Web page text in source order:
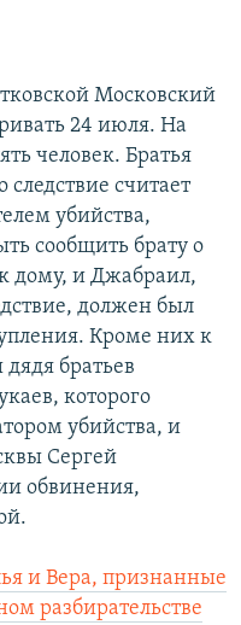
Московский
24 июля. На
человек. Братья
считает
убийства,
сообщить брату о
дому, и Джабраил,
должен был
Кроме них к
братьев
которого
убийства, и
Сергей
обвинения,
и Вера, признанные
разбирательстве